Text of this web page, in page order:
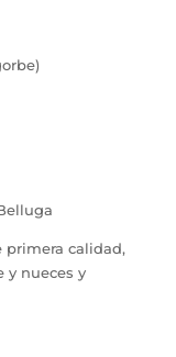
primera calidad,
y nueces y